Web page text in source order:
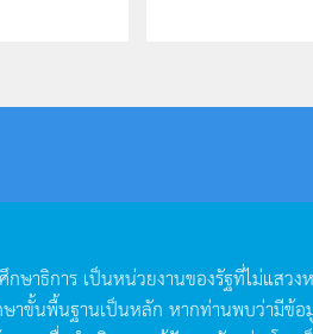
กษาธิการ เป็นหน่วยงานของรัฐที่ไม่แสวง
ษาขั้นพื้นฐานเป็นหลัก หากท่านพบว่ามีข้อ